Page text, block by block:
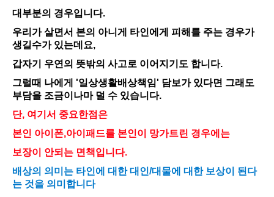
대부분의 경우입니다.
우리가 살면서 본의 아니게 타인에게 피해를 주는 경우가
생길수가 있는데요,
갑자기 우연의 뜻밖의 사고로 이어지기도 합니다.
그럴때 나에게 '일상생활배상책임' 담보가 있다면 그래도
부담을 조금이나마 덜 수 있습니다.
단, 여기서 중요한점은
본인 아이폰,아이패드를 본인이 망가트린 경우에는
보장이 안되는 면책입니다.
배상의 의미는 타인에 대한 대인/대물에 대한 보상이 된다
는 것을 의미합니다